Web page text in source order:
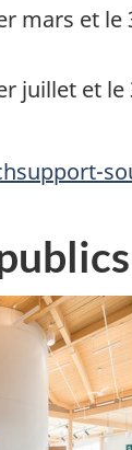
mars et le
juillet et